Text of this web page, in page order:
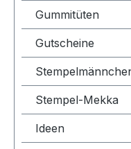
Gummitüten
Gutscheine
Stempel-Mekka
Ideen